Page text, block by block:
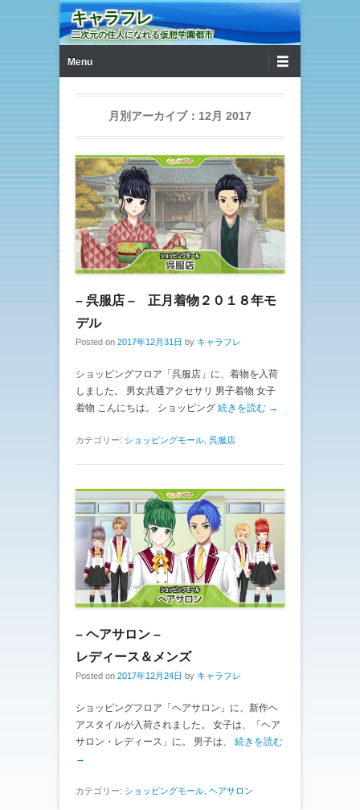
キャラフレ
二次元の住人になれる仮想学園都市
Menu
月別アーカイブ： 12月 2017
– 呉服店 – 正月着物２０１８年モ
デル
Posted on 2017年12月31日 by キャラフレ
ショッピングフロア「呉服店」に、着物を入荷
しました。 男女共通アクセサリ 男子着物 女子
着物 こんにちは。 ショッピング 続きを読む →
カテゴリー: ショッピングモール 呉服店
– ヘアサロン –
レディース＆メンズ
Posted on 2017年12月24日 by キャラフレ
ショッピングフロア「ヘアサロン」に、新作ヘ
アスタイルが入荷されました。 女子は、「ヘア
サロン・レディース」に。 男子は、 続きを読む
→
カテゴリー: ショッピングモール ヘアサロン